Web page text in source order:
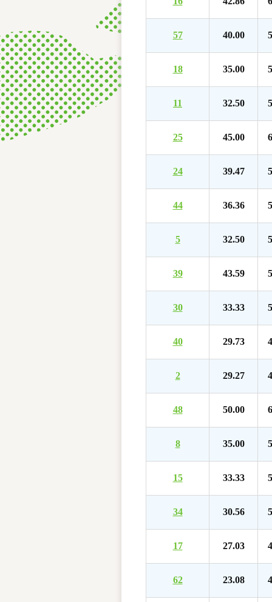
57 40.00
18 35.00
11 32.50
25 45.00
24 39.47
44 36.36
5 32.50
39 43.59
30 33.33
40 29.73
2 29.27
48 50.00
8 35.00
15 33.33
34 30.56
17 27.03
62 23.08